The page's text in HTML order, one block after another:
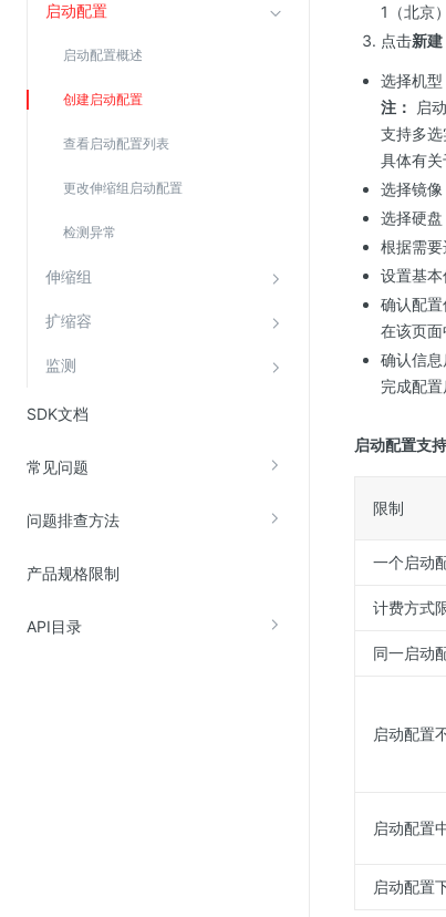
启动配置
启动配置概述
创建启动配置
查看启动配置列表
更改伸缩组启动配置
检测异常
伸缩组
扩缩容
监测
SDK文档
常见问题
问题排查方法
产品规格限制
API目录
渗透测试
云堡垒机
高防IP(KAD)
Web应用防火墙(WAF)
密钥管理服务
云安全中心
应急响应
合规性
1（北京
点击新建
选择机型
注：
启
支持多选
具体有
选择镜
选择硬
根据需
设置基本
确认配置
在该页
确认信
完成配
启动配置支
限制
一个启动
计费方式
同一启动
启动配置
启动配置
启动配置